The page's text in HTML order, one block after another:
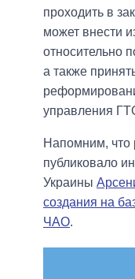
проходить в
может внести
относительно
а также
управления
Напомним, что
публиковало
Украины
создания на
ЧАО.